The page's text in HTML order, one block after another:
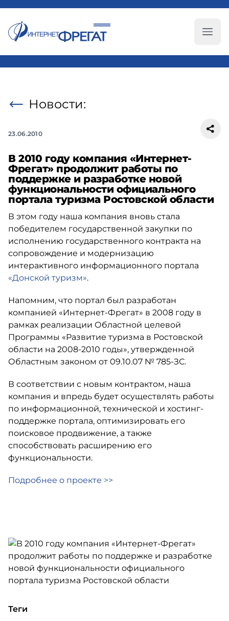
Новости:
23.06.2010
В 2010 году компания «Интернет-
Фрегат» продолжит работы по
поддержке и разработке новой
функциональности официального
портала туризма Ростовской области
В этом году наша компания вновь стала
победителем государственной закупки по
исполнению государственного контракта на
сопровождение и модернизацию
интерактивного информационного портала
«Донской туризм».
Напомним, что портал был разработан
компанией «Интернет-Фрегат» в 2008 году в
рамках реализации Областной целевой
Программы «Развитие туризма в Ростовской
области на 2008-2010 годы», утвержденной
Областным законом от 09.10.07 № 785-ЗС.
В соответствии с новым контрактом, наша
компания и впредь будет осуществлять работы
по информационной, технической и хостинг-
поддержке портала, оптимизировать его
поисковое продвижение, а также
способствовать расширению его
функциональности.
Подробнее о проекте >>
Теги